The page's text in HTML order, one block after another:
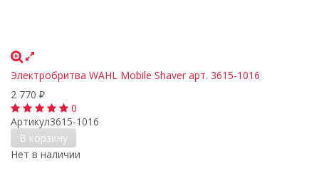
Электробритва WAHL Mobile Shaver арт. 3615-1016
2 770 ₽
0
Артикул3615-1016
В корзину
Нет в наличии